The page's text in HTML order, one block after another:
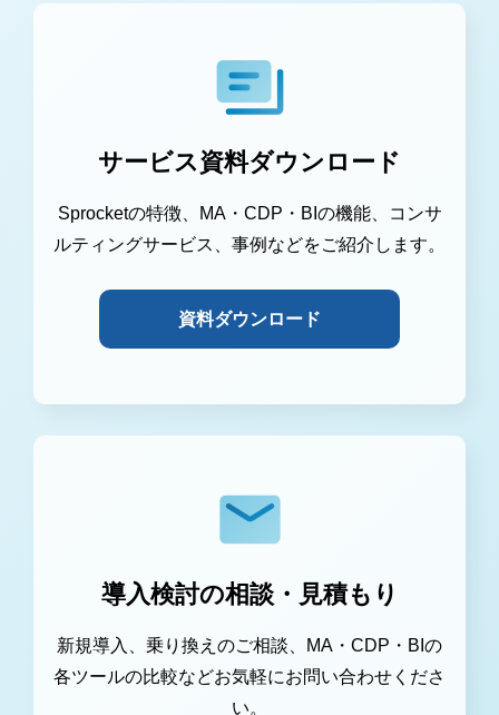
サービス資料ダウンロード
Sprocketの特徴、MA・CDP・BIの機能、コンサ
ルティングサービス、事例などをご紹介します。
資料ダウンロード
導入検討の相談・見積もり
新規導入、乗り換えのご相談、MA・CDP・BIの
各ツールの比較などお気軽にお問い合わせくださ
い。